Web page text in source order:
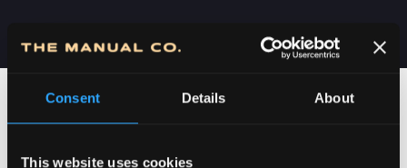
Consent Details About
This website uses cookies